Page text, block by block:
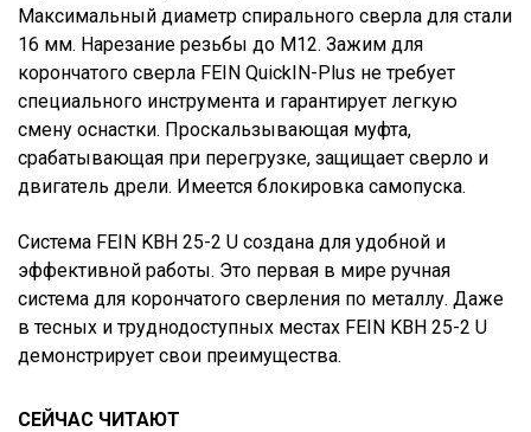
Максимальный диаметр спирального сверла для стали
16 мм. Нарезание резьбы до М12. Зажим для
корончатого сверла FEIN QuickIN-Plus не требует
специального инструмента и гарантирует легкую
смену оснастки. Проскальзывающая муфта,
срабатывающая при перегрузке, защищает сверло и
двигатель дрели. Имеется блокировка самопуска.
Система FEIN KBH 25-2 U создана для удобной и
эффективной работы. Это первая в мире ручная
система для корончатого сверления по металлу. Даже
в тесных и труднодоступных местах FEIN KBH 25-2 U
демонстрирует свои преимущества.
СЕЙЧАС ЧИТАЮТ